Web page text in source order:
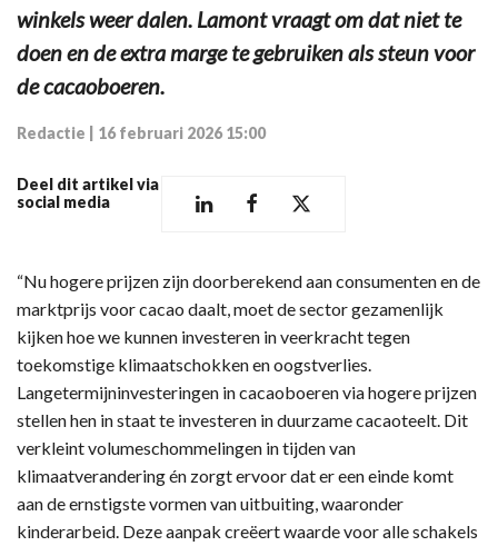
winkels weer dalen. Lamont vraagt om dat niet te
doen en de extra marge te gebruiken als steun voor
de cacaoboeren.
Redactie 16 februari 2026 15:00
Deel dit artikel via
social media
“Nu hogere prijzen zijn doorberekend aan consumenten en de
marktprijs voor cacao daalt, moet de sector gezamenlijk
kijken hoe we kunnen investeren in veerkracht tegen
toekomstige klimaatschokken en oogstverlies.
Langetermijninvesteringen in cacaoboeren via hogere prijzen
stellen hen in staat te investeren in duurzame cacaoteelt. Dit
verkleint volumeschommelingen in tijden van
klimaatverandering én zorgt ervoor dat er een einde komt
aan de ernstigste vormen van uitbuiting, waaronder
kinderarbeid. Deze aanpak creëert waarde voor alle schakels